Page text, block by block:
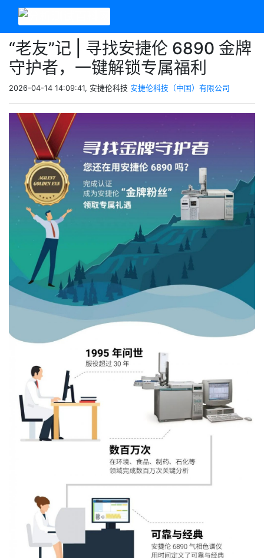
“老友”记 | 寻找安捷伦 6890 金牌
守护者，一键解锁专属福利
2026-04-14 14:09:41, 安捷伦科技 安捷伦科技（中国）有限公司